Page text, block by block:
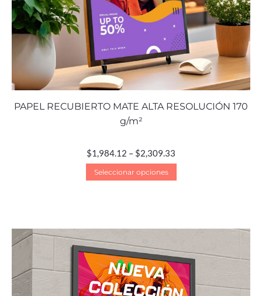
PAPEL RECUBIERTO MATE ALTA RESOLUCIÓN 170
g/m²
$1,984.12 – $2,309.33
Seleccionar opciones